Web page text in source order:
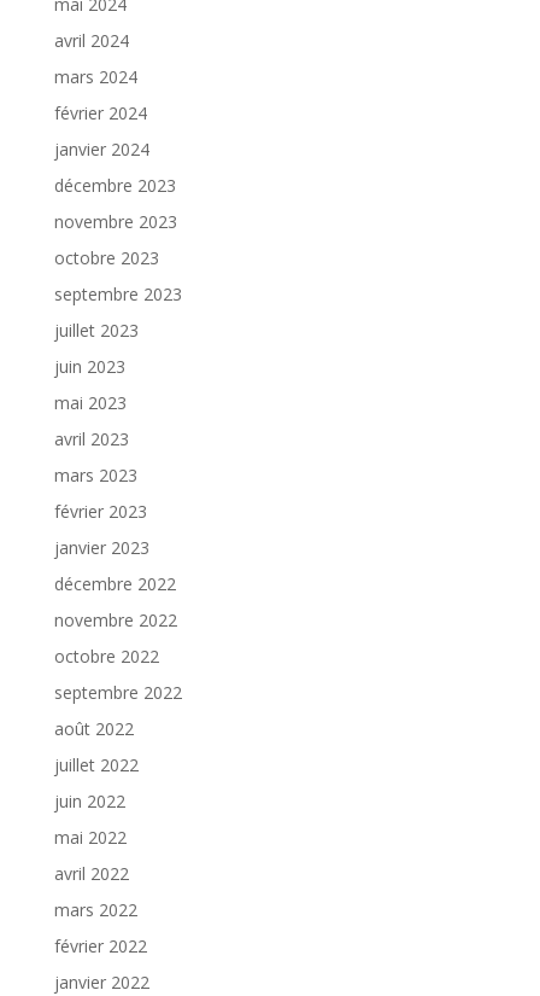
avril 2024
mars 2024
février 2024
janvier 2024
décembre 2023
novembre 2023
octobre 2023
septembre 2023
juillet 2023
juin 2023
mai 2023
avril 2023
mars 2023
février 2023
janvier 2023
décembre 2022
novembre 2022
octobre 2022
septembre 2022
août 2022
juillet 2022
juin 2022
mai 2022
avril 2022
mars 2022
février 2022
janvier 2022